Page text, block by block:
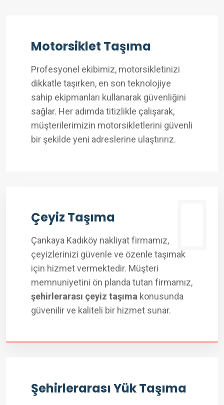
Motorsiklet Taşıma
Profesyonel ekibimiz, motorsikletinizi
dikkatle taşırken, en son teknolojiye
sahip ekipmanları kullanarak güvenliğini
sağlar. Her adımda titizlikle çalışarak,
müşterilerimizin motorsikletlerini güvenli
bir şekilde yeni adreslerine ulaştırırız.
Çeyiz Taşıma
Çankaya Kadıköy nakliyat firmamız,
çeyizlerinizi güvenle ve özenle taşımak
için hizmet vermektedir. Müşteri
memnuniyetini ön planda tutan firmamız,
şehirlerarası çeyiz taşıma konusunda
güvenilir ve kaliteli bir hizmet sunar.
Şehirlerarası Yük Taşıma